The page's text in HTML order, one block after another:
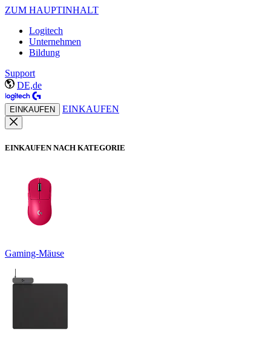
ZUM HAUPTINHALT
Logitech
Unternehmen
Bildung
Support
DE,de
EINKAUFEN EINKAUFEN
EINKAUFEN NACH KATEGORIE
Gaming-Mäuse